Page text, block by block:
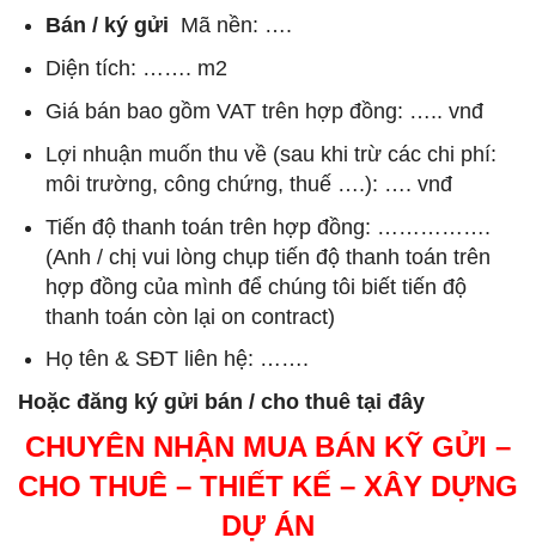
Bán / ký gửi Mã nền: ….
Diện tích: ……. m2
Giá bán bao gồm VAT trên hợp đồng: ….. vnđ
Lợi nhuận muốn thu về (sau khi trừ các chi phí:
môi trường, công chứng, thuế ….): …. vnđ
Tiến độ thanh toán trên hợp đồng: …………….
(Anh / chị vui lòng chụp tiến độ thanh toán trên
hợp đồng của mình để chúng tôi biết tiến độ
thanh toán còn lại on contract)
Họ tên & SĐT liên hệ: …….
Hoặc đăng ký gửi bán / cho thuê tại đây
CHUYÊN NHẬN MUA BÁN KỸ GỬI –
CHO THUÊ – THIẾT KẾ – XÂY DỰNG
DỰ ÁN